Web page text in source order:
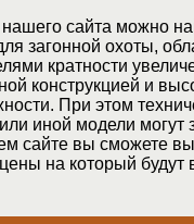
сайта можно
загонной охоты,
кратности
конструкцией и
При этом
иной модели могут
сайте вы сможете
на который будут